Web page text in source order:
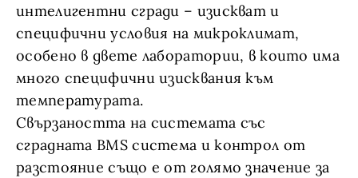
интелигентни сгради – изискват и
специфични условия на микроклимат,
особено в двете лаборатории, в които има
много специфични изисквания към
температурата.
Свързаността на системата със
сградната BMS система и контрол от
разстояние също е от голямо значение за